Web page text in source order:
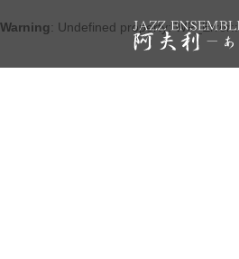
Warning: Undefined property: